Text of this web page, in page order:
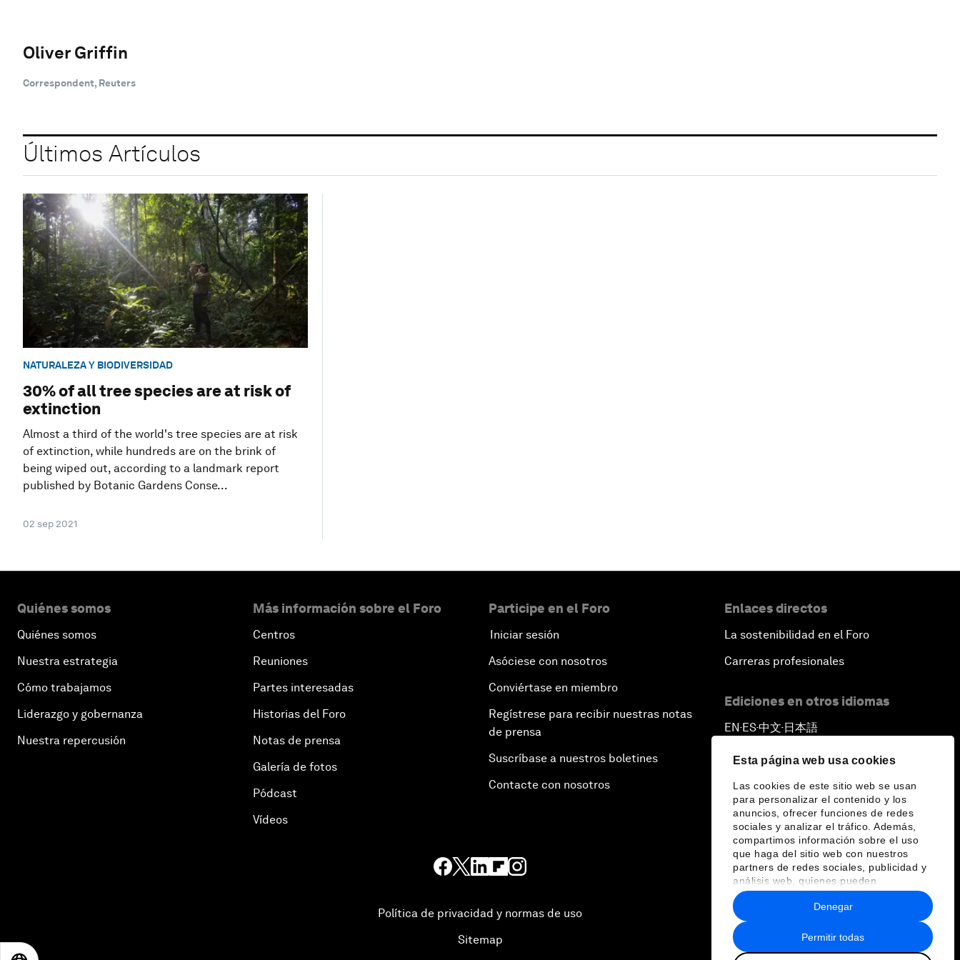
Esta página web usa cookies
Las cookies de este sitio web se usan
para personalizar el contenido y los
anuncios, ofrecer funciones de redes
sociales y analizar el tráfico. Además,
compartimos información sobre el uso
que haga del sitio web con nuestros
partners de redes sociales, publicidad y
análisis web, quienes pueden
combinarla con otra información que les
haya proporcionado o que hayan
recopilado a partir del uso que haya
hecho de sus servicios.
Permitir todas
Denegar
Oliver Griffin
Correspondent, Reuters
Últimos Artículos
NATURALEZA Y BIODIVERSIDAD
30% of all tree species are at risk of
extinction
Almost a third of the world's tree species are at risk
of extinction, while hundreds are on the brink of
being wiped out, according to a landmark report
published by Botanic Gardens Conse...
02 sep 2021
Quiénes somos
Quiénes somos
Nuestra estrategia
Cómo trabajamos
Liderazgo y gobernanza
Nuestra repercusión
Más información sobre el Foro
Centros
Reuniones
Partes interesadas
Historias del Foro
Notas de prensa
Galería de fotos
Pódcast
Vídeos
Participe en el Foro
Iniciar sesión
Asóciese con nosotros
Conviértase en miembro
Regístrese para recibir nuestras notas
de prensa
Suscríbase a nuestros boletines
Contacte con nosotros
Enlaces directos
La sostenibilidad en el Foro
Carreras profesionales
Ediciones en otros idiomas
EN ▪ ES▪中文▪ 日本語
Política de privacidad y normas de uso
Sitemap